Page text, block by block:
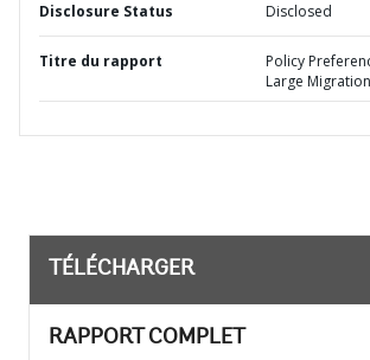
Disclosure Status Disclosed
Titre du rapport
Policy
Large
TÉLÉCHARGER
RAPPORT COMPLET